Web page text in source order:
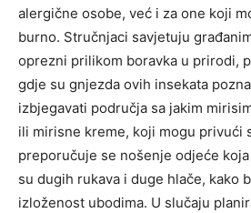
alergične osobe, već i za one koji
burno. Stručnjaci savjetuju
oprezni prilikom boravka u prirodi,
gdje su gnjezda ovih insekata
izbjegavati područja sa jakim
ili mirisne kreme, koji mogu privući
preporučuje se nošenje odjeće
su dugih rukava i duge hlače, kako
izloženost ubodima. U slučaju